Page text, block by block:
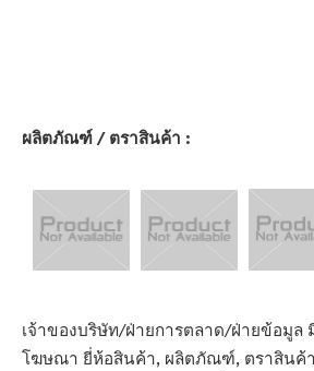
ผลิตภัณฑ์ / ตราสินค้า :
เจ้าของบริษัท/ฝ่ายการตลาด/ฝ่ายข้อมูล
โฆษณา ยี่ห้อสินค้า, ผลิตภัณฑ์, ตราสินค้